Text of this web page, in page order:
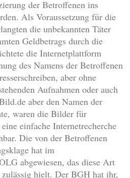
der Betroffenen ins
Als Voraussetzung für die
die unbekannten Täter
Geldbetrags durch die
die Internetplattform
des Namens der Betroffenen
aber ohne
Aufnahmen oder auch
aber den Namen der
waren die Bilder für
einfache Internetrecherche
Die von der Betroffenen
hat im
abgewiesen, das diese Art
hielt. Der BGH hat ihr,